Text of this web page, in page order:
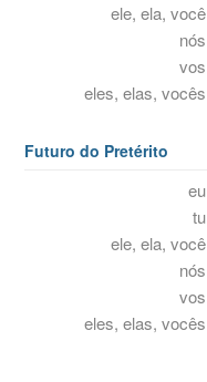
ele, ela, você
nós
vos
eles, elas, vocês
Futuro do Pretérito
eu
tu
ele, ela, você
nós
vos
eles, elas, vocês